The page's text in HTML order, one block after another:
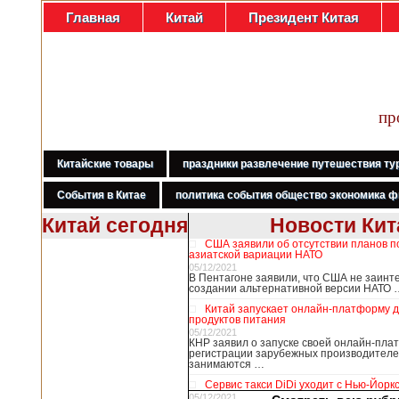
Главная Китай Президент Китая
Китайские товары праздники развлечение путешествия
События в Китае политика события общество экономика
Китай сегодня Новости
США заявили об отсутствии планов
азиатской вариации НАТО
05/12/2021
В Пентагоне заявили, что США не
создании альтернативной версии НАТО
Китай запускает онлайн-платформу
продуктов питания
05/12/2021
КНР заявил о запуске своей онлайн-
регистрации зарубежных
занимаются …
Сервис такси DiDi уходит с Нью-